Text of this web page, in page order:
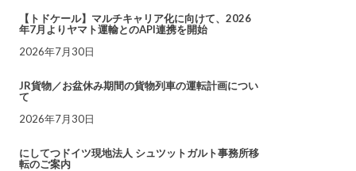
【トドケール】マルチキャリア化に向けて、2026
年7月よりヤマト運輸とのAPI連携を開始
2026年7月30日
JR貨物／お盆休み期間の貨物列車の運転計画につい
て
2026年7月30日
にしてつドイツ現地法人 シュツットガルト事務所移
転のご案内